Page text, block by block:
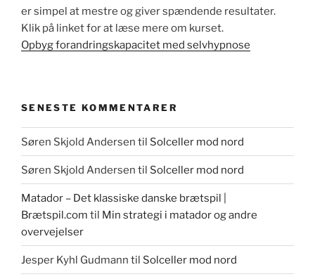
er simpel at mestre og giver spændende resultater.
Klik på linket for at læse mere om kurset.
Opbyg forandringskapacitet med selvhypnose
SENESTE KOMMENTARER
Søren Skjold Andersen til Solceller mod nord
Søren Skjold Andersen til Solceller mod nord
Matador – Det klassiske danske brætspil |
Brætspil.com til Min strategi i matador og andre
overvejelser
Jesper Kyhl Gudmann til Solceller mod nord